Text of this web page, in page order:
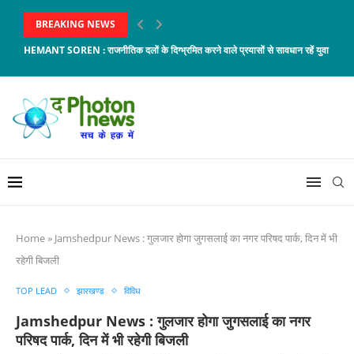
BREAKING NEWS
HEMANT SOREN : राजनीतिक दलों के दिग्भ्रमित करने वाले प्रयासों से सावधान रहें युवा :...
Home» Jamshedpur News : गुलजार होगा जुगसलाई का नगर परिषद पार्क, दिन में भी
रहेगी बिजली
TOP LEAD झारखण्ड विविध
Jamshedpur News : गुलजार होगा जुगसलाई का नगर
परिषद पार्क, दिन में भी रहेगी बिजली